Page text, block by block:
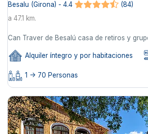
Besalu (Girona) - 4.4
(84)
a 47.1 km.
Can Traver de Besalú casa de retiros y
Alquiler íntegro y por habitaciones
1 -> 70 Personas